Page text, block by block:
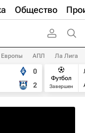
Общество
Европы АПЛ Ла Лига
0
2
Футбол
Завершен